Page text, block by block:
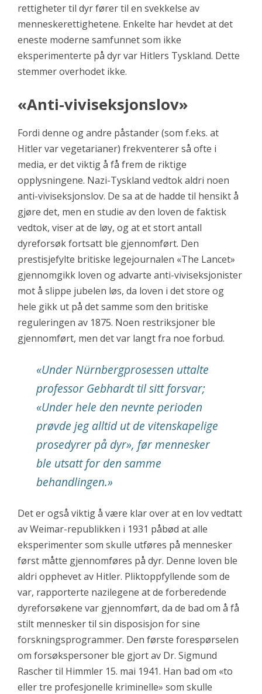
rettigheter til dyr fører til en svekkelse av
menneskerettighetene. Enkelte har hevdet at det
eneste moderne samfunnet som ikke
eksperimenterte på dyr var Hitlers Tyskland. Dette
stemmer overhodet ikke.
«Anti-viviseksjonslov»
Fordi denne og andre påstander (som f.eks. at
Hitler var vegetarianer) frekventerer så ofte i
media, er det viktig å få frem de riktige
opplysningene. Nazi-Tyskland vedtok aldri noen
anti-viviseksjonslov. De sa at de hadde til hensikt å
gjøre det, men en studie av den loven de faktisk
vedtok, viser at de løy, og at et stort antall
dyreforsøk fortsatt ble gjennomført. Den
prestisjefylte britiske legejournalen «The Lancet»
gjennomgikk loven og advarte anti-viviseksjonister
mot å slippe jubelen løs, da loven i det store og
hele gikk ut på det samme som den britiske
reguleringen av 1875. Noen restriksjoner ble
gjennomført, men det var langt fra noe forbud.
«Under Nürnbergprosessen uttalte
professor Gebhardt til sitt forsvar;
«Under hele den nevnte perioden
prøvde jeg alltid ut de vitenskapelige
prosedyrer på dyr», før mennesker
ble utsatt for den samme
behandlingen.»
Det er også viktig å være klar over at en lov vedtatt
av Weimar-republikken i 1931 påbød at alle
eksperimenter som skulle utføres på mennesker
først måtte gjennomføres på dyr. Denne loven ble
aldri opphevet av Hitler. Pliktoppfyllende som de
var, rapporterte nazilegene at de forberedende
dyreforsøkene var gjennomført, da de bad om å få
stilt mennesker til sin disposisjon for sine
forskningsprogrammer. Den første forespørselen
om forsøkspersoner ble gjort av Dr. Sigmund
Rascher til Himmler 15. mai 1941. Han bad om «to
eller tre profesjonelle kriminelle» som skulle